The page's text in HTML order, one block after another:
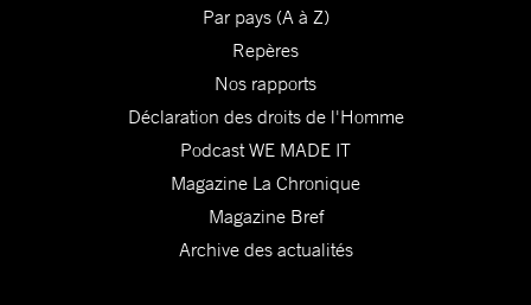
Par pays (A à Z)
Repères
Nos rapports
Déclaration des droits de l'Homme
Podcast WE MADE IT
Magazine La Chronique
Magazine Bref
Archive des actualités